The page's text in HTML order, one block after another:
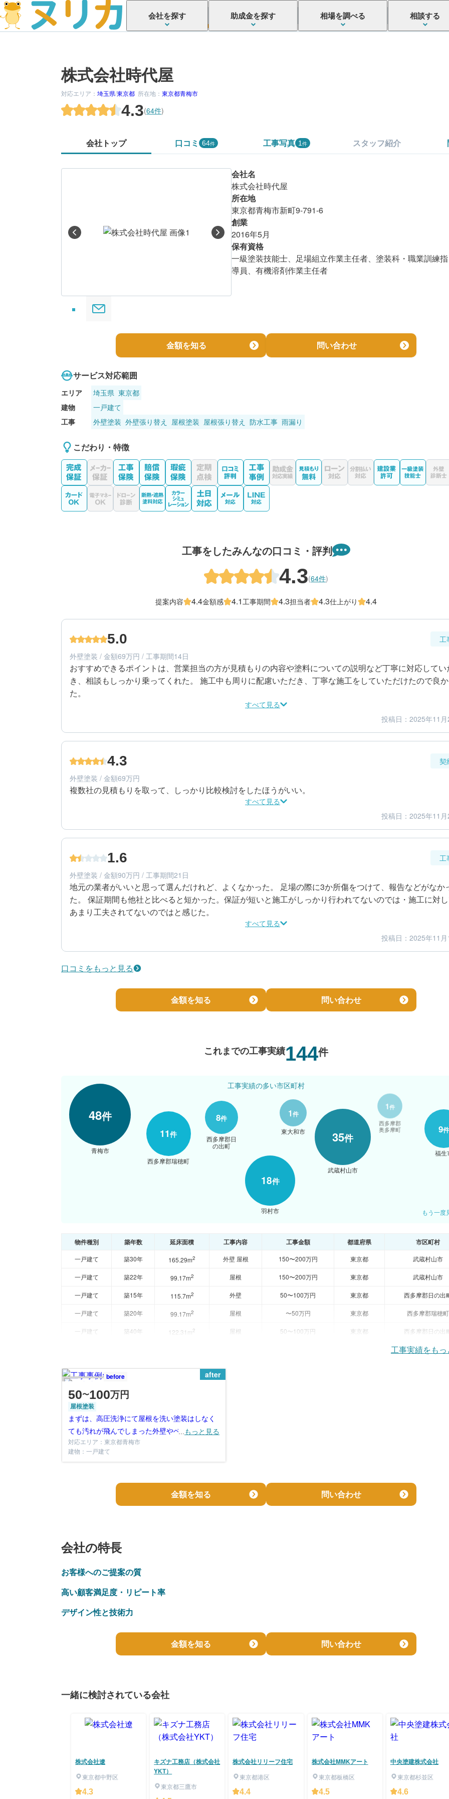
会社を探す 助成金を探す 相場を調べる 相談する
株式会社時代屋
対応エリア： 埼玉県/東京都 所在地： 東京都青梅市
4.3(64件)
会社トップ 口コミ 64件 工事写真 1 件 スタッフ紹介
こちらの会社はいかがでしたか？
会社名
株式会社時代屋
所在地
東京都青梅市新町9-791-6
創業
2016年5月
保有資格
一級塗装技能士、足場組立作業主任者、塗装科・職業訓練指
導員、有機溶剤作業主任者
金額を知る 問い合わせ
サービス対応範囲
エリア 埼玉県 東京都
建物
一戸建て
工事
外壁塗装 外壁張り替え 屋根塗装 屋根張り替え 防水工事 雨漏り
こだわり・特徴
工事をしたみんなの口コミ・評判
4.3(64件)
提案内容 4.4金額感 4.1工事期間 4.3担当者 4.3仕上がり 4.4
5.0
工
外壁塗装 / 金額69万円 / 工事期間14日
おすすめできるポイントは、営業担当の方が見積もりの内容や塗料についての説明など丁寧に対応してい
き、相談もしっかり乗ってくれた。 施工中も周りに配慮いただき、丁寧な施工をしていただけたので良
た。
すべて見る
30代/男性/一戸建て
エリア：東京都西多摩郡瑞穂町
築年数：5年
投稿日：2025年11
4.3
契
外壁塗装 / 金額69万円
複数社の見積もりを取って、しっかり比較検討をしたほうがいい。
すべて見る
30代/男性/一戸建て
エリア：東京都西多摩郡瑞穂町
築年数：5年
投稿日：2025年11
1.6
工
外壁塗装 / 金額90万円 / 工事期間21日
地元の業者がいいと思って選んだけれど、よくなかった。 足場の際に3か所傷をつけて、報告などがなか
た。 保証期間も他社と比べると短かった。保証が短いと施工がしっかり行われてないのでは・施工に対
あまり工夫されてないのではと感じた。
すべて見る
70代/男性/一戸建て
エリア：東京都羽村市
投稿日：2025年11
口コミをもっと見る
金額を知る 問い合わせ
これまでの工事実績144件
48件
青梅市
35件
武蔵村山市
18件
羽村市
11件
西多摩郡瑞穂町
9件
福生
8件
西多摩郡日
の出町
1件
東大和市
1
西多摩郡
奥多摩町
工事実績の多い市区町村
もう一度
物件種別 築年数 延床面積 工事内容 工事金額 都道府県 市区町村
一戸建て 築30年 165.29m2 外壁 屋根 150〜200万円 東京都 武蔵村山市
一戸建て 築22年 99.17m2 屋根 150〜200万円 東京都 武蔵村山市
一戸建て 築15年 115.7m2 外壁 50〜100万円 東京都 西多摩郡日の出
一戸建て 築20年 99.17m2 屋根 〜50万円 東京都 西多摩郡瑞穂町
一戸建て 築40年 122.31m2 屋根 50〜100万円 東京都 西多摩郡日の出
工事実績をも
after
before
50〜100万円
屋根塗装
まずは、高圧洗浄にて屋根を洗い塗装はしなく
ても汚れが飛んでしまった外壁やベランダも一
緒に洗い流します。
もっと見る
対応エリア：東京都青梅市
建物：一戸建て
金額を知る 問い合わせ
会社の特長
お客様へのご提案の質
高い顧客満足度・リピート率
デザイン性と技術力
金額を知る 問い合わせ
一緒に検討されている会社
株式会社遼
東京都中野区
4.3
キズナ工務店（株式会社
YKT）
東京都三鷹市
株式会社リリーフ住宅
東京都港区
4.4
株式会社MMKアート
東京都板橋区
4.5
中央塗建株式会社
東京都杉並区
4.6